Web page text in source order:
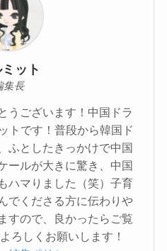
ット
集長
うございます！中国ドラ
トです！普段から韓国ド
ふとしたきっかけで中国
ールが大きに驚き、中国
ハマりました（笑）子育
でくださる方に伝わりや
すので、良かったらご覧
ろしくお願いします！